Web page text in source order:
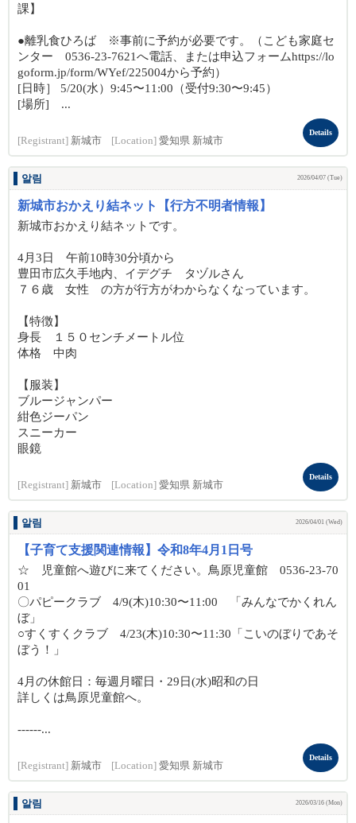
課】
●離乳食ひろば ※事前に予約が必要です。（こども家庭セ
ンター 0536-23-7621へ電話、または申込フォームhttps://lo
goform.jp/form/WYef/225004から予約）
[日時］ 5/20(水）9:45〜11:00（受付9:30〜9:45）
[場所] ...
[Registrant] 新城市 [Location] 愛知県 新城市
Details
알림 2026/04/07 (Tue)
新城市おかえり結ネット【行方不明者情報】
新城市おかえり結ネットです。
4月3日 午前10時30分頃から
豊田市広久手地内、イデグチ タヅルさん
７６歳 女性 の方が行方がわからなくなっています。
【特徴】
身長 １５０センチメートル位
体格 中肉
【服装】
ブルージャンパー
紺色ジーパン
スニーカー
眼鏡
[Registrant] 新城市 [Location] 愛知県 新城市
Details
알림 2026/04/01 (Wed)
【子育て支援関連情報】令和8年4月1日号
☆ 児童館へ遊びに来てください。鳥原児童館 0536-23-70
01
〇パピークラブ 4/9(木)10:30〜11:00 「みんなでかくれん
ぼ」
○すくすくクラブ 4/23(木)10:30〜11:30「こいのぼりであそ
ぼう！」
4月の休館日：毎週月曜日・29日(水)昭和の日
詳しくは鳥原児童館へ。
------...
[Registrant] 新城市 [Location] 愛知県 新城市
Details
알림 2026/03/16 (Mon)